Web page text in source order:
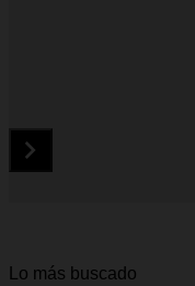
Diapositiva 1 de 5.
Lo más buscado